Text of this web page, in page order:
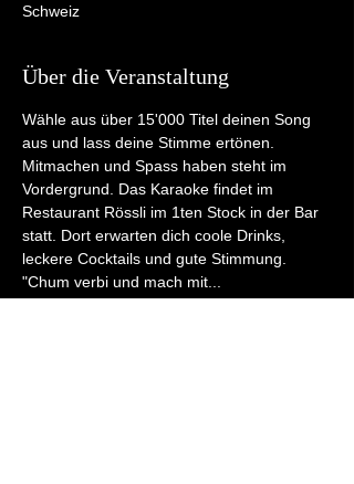
Schweiz
Über die Veranstaltung
Wähle aus über 15'000 Titel deinen Song
aus und lass deine Stimme ertönen.
Mitmachen und Spass haben steht im
Vordergrund. Das Karaoke findet im
Restaurant Rössli im 1ten Stock in der Bar
statt. Dort erwarten dich coole Drinks,
leckere Cocktails und gute Stimmung.
"Chum verbi und mach mit...